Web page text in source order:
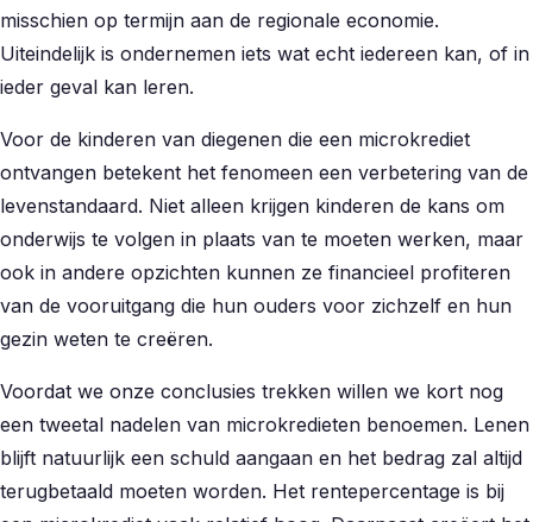
misschien op termijn aan de regionale economie.
Uiteindelijk is ondernemen iets wat echt iedereen kan, of in
ieder geval kan leren.
Voor de kinderen van diegenen die een microkrediet
ontvangen betekent het fenomeen een verbetering van de
levenstandaard. Niet alleen krijgen kinderen de kans om
onderwijs te volgen in plaats van te moeten werken, maar
ook in andere opzichten kunnen ze financieel profiteren
van de vooruitgang die hun ouders voor zichzelf en hun
gezin weten te creëren.
Voordat we onze conclusies trekken willen we kort nog
een tweetal nadelen van microkredieten benoemen. Lenen
blijft natuurlijk een schuld aangaan en het bedrag zal altijd
terugbetaald moeten worden. Het rentepercentage is bij